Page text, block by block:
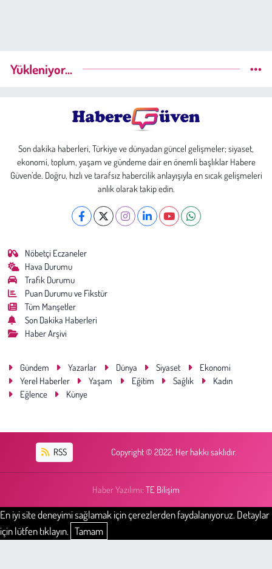
Yükleniyor...
Son dakika haberleri, Türkiye ve dünyadan güncel gelişmeler; siyaset,
ekonomi, toplum, yaşam ve gündeme dair en önemli başlıklar Habere
Güven’de. Doğru, hızlı ve tarafsız habercilik anlayışıyla en sıcak gelişmeleri
anlık olarak takip edin.
Nöbetçi Eczaneler
Hava Durumu
Trafik Durumu
Puan Durumu ve Fikstür
Tüm Manşetler
Son Dakika Haberleri
Haber Arşivi
Gündem Yazarlar Dünya Siyaset
Ekonomi
Yerel Haberler
Yaşam Eğitim Sağlık
Kadın
Eğlence
Künye
RSS Copyright © 2022. Her hakkı saklıdır.
Haber Yazılımı: TE Bilişim
En iyi site deneyimi sağlamak için çerezlerden faydalanıyoruz. Detaylar
için lütfen tıklayın. Tamam